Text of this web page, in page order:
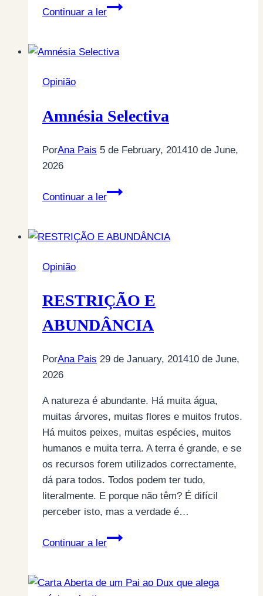
Continuar a ler
Mealheiro
Opinião
Amnésia Selectiva
PorAna Pais 5 de February, 201410 de June,
2026
Continuar a ler
Amnésia
Opinião
RESTRIÇÃO E
ABUNDÂNCIA
PorAna Pais 29 de January, 201410 de June,
2026
A natureza é abundante. Há muita água,
muitas árvores, muitas flores e muitos frutos.
Há muitos peixes, muitas espécies, muitos
humanos e muita terra. A terra é grande, e se
os recursos forem utilizados correctamente,
dá para todos. Todos podem ter tudo,
literalmente. E porque não têm? É difícil
perceber isto, mas a verdade é…
Continuar a ler
RESTRIÇÃO